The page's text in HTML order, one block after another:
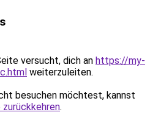
versucht, dich an https://my-
weiterzuleiten.
besuchen möchtest, kannst
.